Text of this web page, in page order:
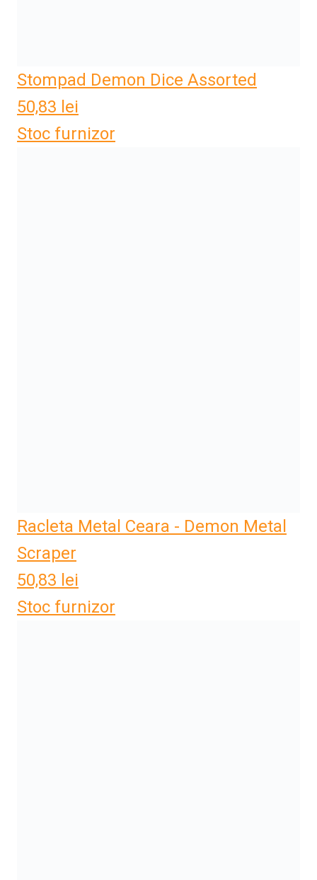
Stompad Demon Dice Assorted
50,83 lei
Stoc furnizor
Racleta Metal Ceara - Demon Metal
Scraper
50,83 lei
Stoc furnizor